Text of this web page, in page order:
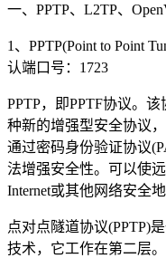
一、PPTP、L2TP、
1、PPTP(Point to Point
认端口号：1723
PPTP，即PPTF协议。
种新的增强型安全协议
通过密码身份验证协议
法增强安全性。可以使
Internet或其他网络安全
点对点隧道协议(PPTP)
技术，它工作在第二层